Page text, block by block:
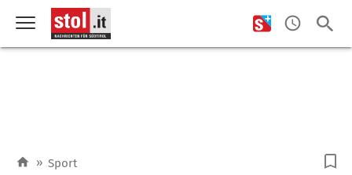
» Sport